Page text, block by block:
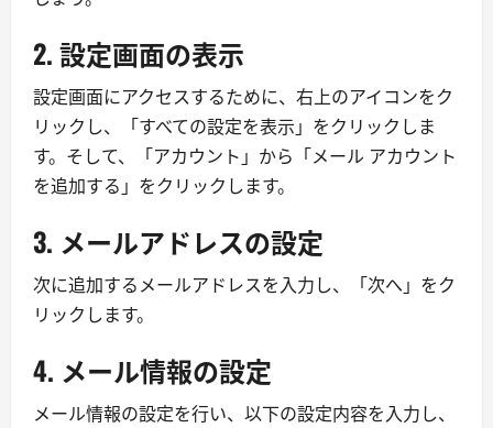
2. 設定画面の表示
設定画面にアクセスするために、右上のアイコンをク
リックし、「すべての設定を表示」をクリックしま
す。そして、「アカウント」から「メール アカウント
を追加する」をクリックします。
3. メールアドレスの設定
次に追加するメールアドレスを入力し、「次へ」をク
リックします。
4. メール情報の設定
メール情報の設定を行い、以下の設定内容を入力し、